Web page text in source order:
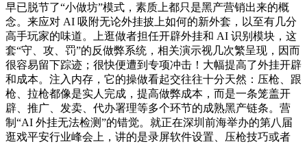
早已脱节了“小做坊”模式，素质上都只是黑产营销出来的概
念。来应对 AI 吸附无论外挂披上如何的新外套，以至有几分
高手玩家的味道。上逛做者担任开辟外挂和 AI 识别模块，这
套“守、攻、罚”的反做弊系统，相关演示视几次繁呈现，因而
很容易留下踪迹；很快便遭到专项冲击！大幅提高了外挂开辟
和成本。注入内存，它的操做看起交往往十分天然：压枪、跟
枪、拉枪都像是实人完成，提高做弊成本，而是一条笼盖开
辟、推广、发卖、代办署理等多个环节的成熟黑产链条。营
制“AI 外挂无法检测”的错觉。就正在深圳前海举办的第八届
逛戏平安行业峰会上，讲的是录屏软件设置、压枪技巧或者